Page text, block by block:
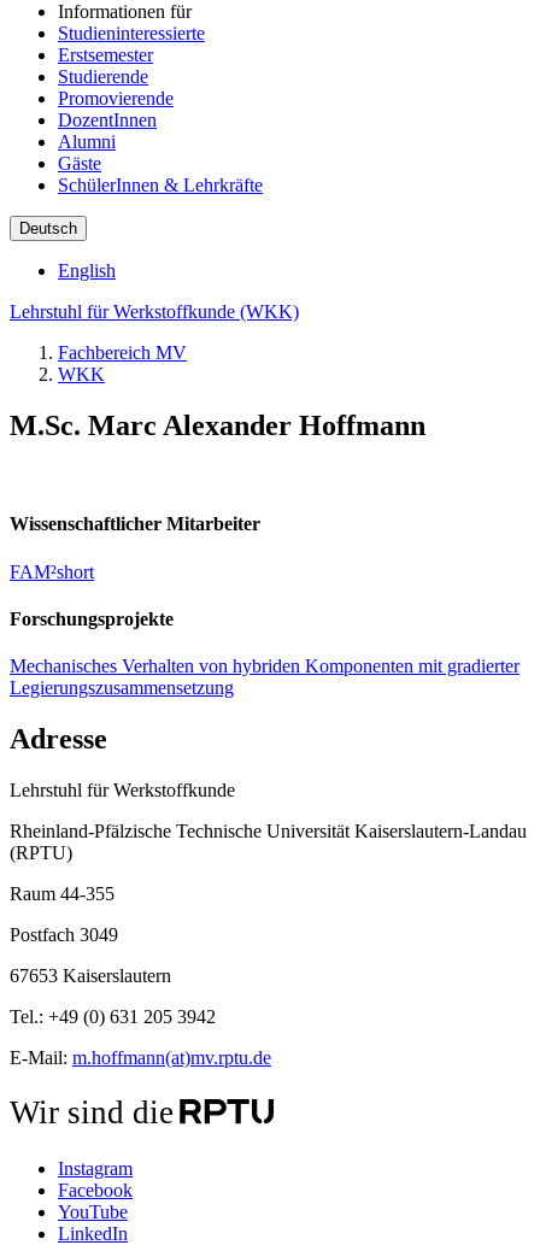
Informationen für
Studieninteressierte
Erstsemester
Studierende
Promovierende
DozentInnen
Alumni
Gäste
SchülerInnen & Lehrkräfte
Deutsch
English
Lehrstuhl für Werkstoffkunde (WKK)
Fachbereich MV
WKK
M.Sc. Marc Alexander Hoffmann
Wissenschaftlicher Mitarbeiter
FAM²short
Forschungsprojekte
Mechanisches Verhalten von hybriden Komponenten mit gradierter
Legierungszusammensetzung
Adresse
Lehrstuhl für Werkstoffkunde
Rheinland-Pfälzische Technische Universität Kaiserslautern-Landau
(RPTU)
Raum 44-355
Postfach 3049
67653 Kaiserslautern
Tel.: +49 (0) 631 205 3942
E-Mail: m.hoffmann(at)mv.rptu.de
Wir sind die
Instagram
Facebook
YouTube
LinkedIn